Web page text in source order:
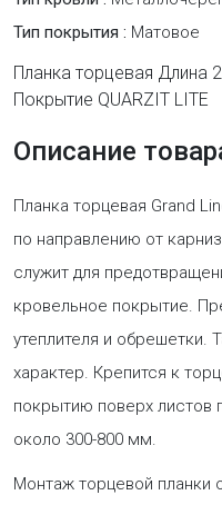
Тип покрытия : Матовое
Планка торцевая Длина
Покрытие QUARZIT LITE
Описание
Планка торцевая Grand
по направлению от
служит для
кровельное покрытие.
утеплителя и обрешетки.
характер. Крепится к
покрытию поверх
около 300-800 мм.
Монтаж торцевой планки